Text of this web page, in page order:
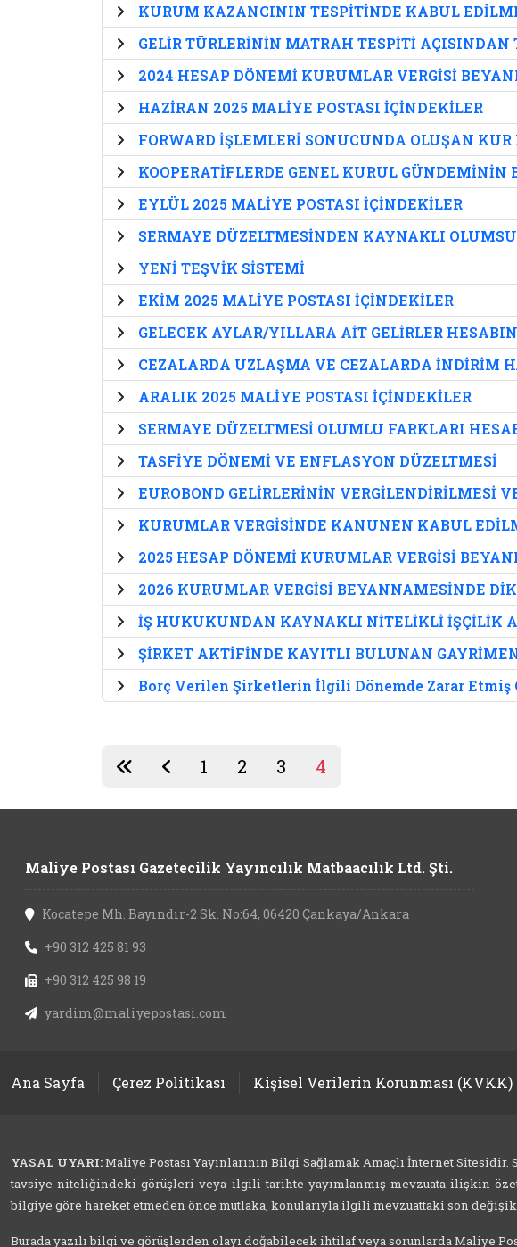
KURUM KAZANCININ TESPİTİNDE KABUL
GELİR TÜRLERİNİN MATRAH TESPİTİ
2024 HESAP DÖNEMİ KURUMLAR VERGİSİ
HAZİRAN 2025 MALİYE POSTASI İÇİNDEKİLER
FORWARD İŞLEMLERİ SONUCUNDA OLUŞAN
KOOPERATİFLERDE GENEL KURUL GÜNDEMİNİN
EYLÜL 2025 MALİYE POSTASI İÇİNDEKİLER
SERMAYE DÜZELTMESİNDEN KAYNAKLI
YENİ TEŞVİK SİSTEMİ
EKİM 2025 MALİYE POSTASI İÇİNDEKİLER
GELECEK AYLAR/YILLARA AİT GELİRLER
CEZALARDA UZLAŞMA VE CEZALARDA İNDİRİM
ARALIK 2025 MALİYE POSTASI İÇİNDEKİLER
SERMAYE DÜZELTMESİ OLUMLU FARKLARI
TASFİYE DÖNEMİ VE ENFLASYON DÜZELTMESİ
EUROBOND GELİRLERİNİN VERGİLENDİRİLMESİ
KURUMLAR VERGİSİNDE KANUNEN KABUL
2025 HESAP DÖNEMİ KURUMLAR VERGİSİ
2026 KURUMLAR VERGİSİ BEYANNAMESİNDE
İŞ HUKUKUNDAN KAYNAKLI NİTELİKLİ İŞÇİLİK
ŞİRKET AKTİFİNDE KAYITLI BULUNAN
Borç Verilen Şirketlerin İlgili Dönemde Zarar Etmiş
1 2 3 4
Maliye Postası Gazetecilik Yayıncılık Matbaacılık Ltd. Şti.
Kocatepe Mh. Bayındır-2 Sk. No:64, 06420 Çankaya/Ankara
+90 312 425 81 93
+90 312 425 98 19
yardim@maliyepostasi.com
Ana Sayfa Çerez Politikası Kişisel Verilerin Korunması (KVKK)
YASAL UYARI:Maliye Postası Yayınlarının Bilgi Sağlamak Amaçlı İnternet
tavsiye niteliğindeki görüşleri veya ilgili tarihte yayımlanmış mevzuata ilişkin
bilgiye göre hareket etmeden önce mutlaka, konularıyla ilgili mevzuattaki son
Burada yazılı bilgi ve görüşlerden olayı doğabilecek ihtilaf veya sorunlarda Maliye